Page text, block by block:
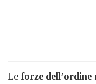
Le forze dell’ordine